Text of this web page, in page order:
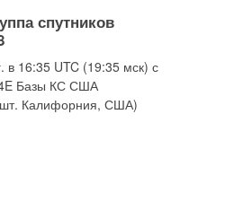
спутников
в 16:35 UTC (19:35 мск) с
Базы КС США
Калифорния, США)